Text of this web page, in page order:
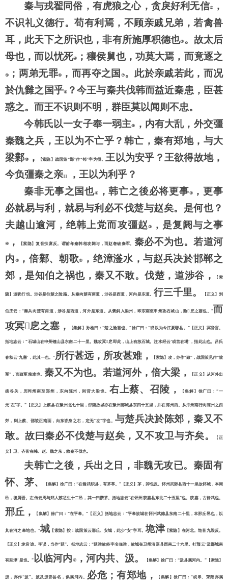
秦与戎翟同俗，有虎狼之心，贪戾好利无信②
，
不识礼义德行。苟有利焉，不顾亲戚兄弟，若禽兽
耳，此天下之所识也，非有所施厚积德也③ 。故太后
母也，而以忧死④ ；穰侯舅也，功莫大焉，而竟逐之
⑤ ；两弟无罪⑥ ，而再夺之国 ⑦。此於亲戚若此，而况
於仇雠之国乎⑧？今王与秦共伐韩而益近秦患，臣甚
惑之。而王不识则不明，群臣莫以闻则不忠。
今韩氏以一女子奉一弱主⑨
，内有大乱，外交彊
秦魏之兵，王以为不亡乎？韩亡，秦有郑地，与大
梁鄴⑩， 【索隐】战国策“鄴”作“邻”字为得。王以为安乎？王欲得故地，
今负彊秦之亲11
，王以为利乎？
秦非无事之国也① ，韩亡之後必将更事②
，更事
必就易与利，就易与利必不伐楚与赵矣。是何也？
夫越山逾河，绝韩上党而攻彊赵 ③ ，是复阏与之事
④ ， 【索隐】复音扶富反。谓前年秦韩相攻阏与，而赵奢破秦军。 秦必不为也。若道河
内 ⑤ ，倍鄴、朝歌⑥
，绝漳滏水，与赵兵决於邯郸之
郊，是知伯之祸也，秦又不敢。伐楚，道涉谷，
【索
隐】道犹行也。涉谷是往楚之险路。从秦向楚有两道，涉谷是西道，河内是东道。 行三千里。 【正义】刘
伯庄云： “秦兵向楚有两道，涉谷是西道，河外是东道。从褒斜入梁州，即东南至申州攻石城山，险 戹之塞也。 ”而
攻冥戹之塞， 【集解】孙检曰：“楚之险塞也。”徐广曰：“或以为今江夏鄳县。”【正义】冥音盲。
括地志云：“石城山在申州锺山县东南二十一里。魏攻冥戹即此，山上有故石城。注水经云‘或言在墈’，指此山也。吕氏
春秋云‘九塞’， 此其一也。 ” 所行甚远，所攻甚难， 【索隐】攻，亦作“致”，战国策见作“致
军”，言致军粮难也。 秦又不为也。若道河外，倍大梁， 【正义】从河外出
函谷关，历同州南至郑州，东向陈州，则背大梁也。 右上蔡、召陵， 【集解】徐广曰：“一
无‘左’字。”【正义】上蔡县在豫州北七十里，邵陵故城亦在豫州郾城县东四十五里，并在陈州西。从汴州南行向陈州之西
郊，则上蔡、邵陵正南面，向东皆身之右，定无“左”字也。与楚兵决於陈郊，秦又不
敢。故曰秦必不伐楚与赵矣，又不攻卫与齐矣。
【正
义】卫、齐皆在韩、赵、魏之东，故秦不伐也。
夫韩亡之後，兵出之日，非魏无攻已。秦固有
怀、茅、
【集解】徐广曰： “在脩武轵县，有茅亭。”【正义】茅，卯包反。怀州武陟县西十一里故怀城，本周
邑，後属晋。左传云周与郑人苏忿生十二邑，其一曰攒茅。括地志云“在怀州获嘉县东北二十五里”也。获嘉，古脩武也。
邢丘， 【集解】徐广曰： “在平皋。”【正义】括地志云：“平皋故城在怀州武德县东南二十里，本邢丘邑也，以
其在河之皋地也。”城 【索隐】按：战国策云邢丘、安城，此少“安”字耳。 垝津 【索隐】在河北。垝音九毁反。
【正义】垝音诡。字误，当作“延”。括地志云：“延津故俗字名临津，故城在卫州清淇县西南二十六里。杜预云‘汲郡城南
有延津’是也。”以临河内 ⑦，河内共、汲。 【集解】徐广曰： “汲县属河内。”【索隐】
汲，亦作“波”。波及汲皆县名，俱属河内。 必危；有郑地， 【集解】徐广曰： “成皋、荥阳亦属